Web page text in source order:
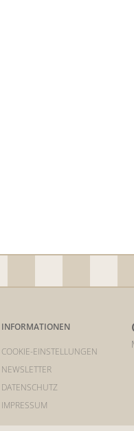
INFORMATIONEN
COOKIE-EINSTELLUNGEN
NEWSLETTER
DATENSCHUTZ
IMPRESSUM